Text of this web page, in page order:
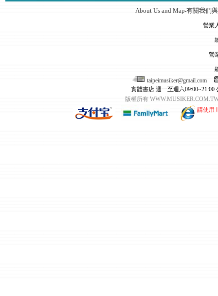
About Us and Map‧有關我們
營業
營
taipeimusiker@gmail.com
實體書店 週一至週六09:00~21:00
版權所有
請使用